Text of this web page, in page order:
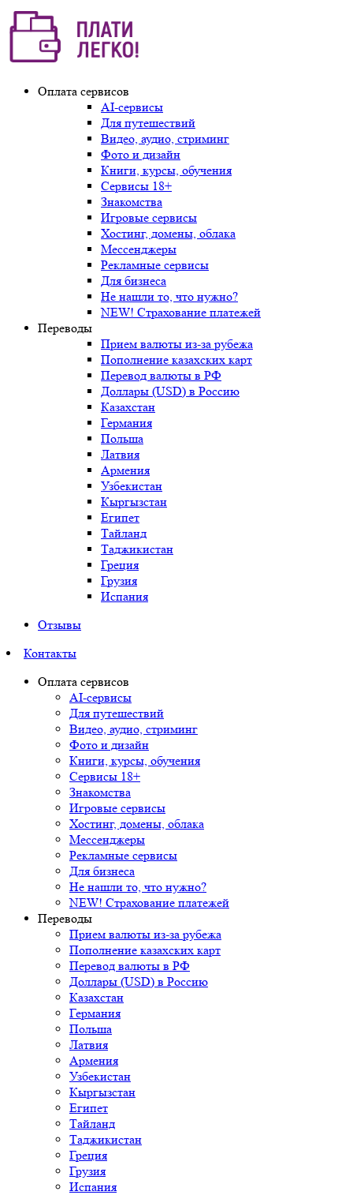
Оплата сервисов
AI-сервисы
Для путешествий
Видео, аудио, стриминг
Фото и дизайн
Книги, курсы, обучения
Сервисы 18+
Знакомства
Игровые сервисы
Хостинг, домены, облака
Мессенджеры
Рекламные сервисы
Для бизнеса
Не нашли то, что нужно?
NEW! Страхование платежей
Переводы
Прием валюты из-за рубежа
Пополнение казахских карт
Перевод валюты в РФ
Доллары (USD) в Россию
Казахстан
Германия
Польша
Латвия
Армения
Узбекистан
Кыргызстан
Египет
Тайланд
Таджикистан
Греция
Грузия
Испания
Отзывы
Контакты
Оплата сервисов
AI-сервисы
Для путешествий
Видео, аудио, стриминг
Фото и дизайн
Книги, курсы, обучения
Сервисы 18+
Знакомства
Игровые сервисы
Хостинг, домены, облака
Мессенджеры
Рекламные сервисы
Для бизнеса
Не нашли то, что нужно?
NEW! Страхование платежей
Переводы
Прием валюты из-за рубежа
Пополнение казахских карт
Перевод валюты в РФ
Доллары (USD) в Россию
Казахстан
Германия
Польша
Латвия
Армения
Узбекистан
Кыргызстан
Египет
Тайланд
Таджикистан
Греция
Грузия
Испания